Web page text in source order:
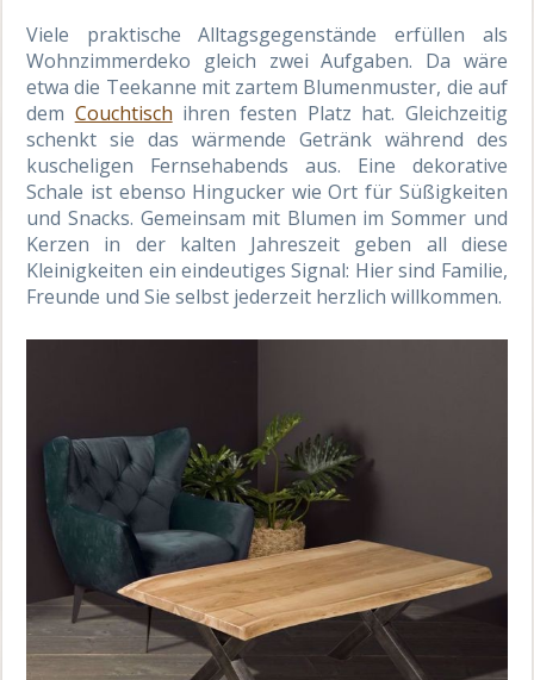
Viele praktische Alltagsgegenstände erfüllen als
Wohnzimmerdeko gleich zwei Aufgaben. Da wäre
etwa die Teekanne mit zartem Blumenmuster, die auf
dem Couchtisch ihren festen Platz hat. Gleichzeitig
schenkt sie das wärmende Getränk während des
kuscheligen Fernsehabends aus. Eine dekorative
Schale ist ebenso Hingucker wie Ort für Süßigkeiten
und Snacks. Gemeinsam mit Blumen im Sommer und
Kerzen in der kalten Jahreszeit geben all diese
Kleinigkeiten ein eindeutiges Signal: Hier sind Familie,
Freunde und Sie selbst jederzeit herzlich willkommen.